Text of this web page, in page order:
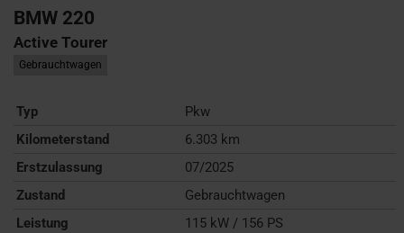
BMW 220
Active Tourer
Gebrauchtwagen
Typ
Pkw
Kilometerstand
6.303 km
Erstzulassung
07/2025
Zustand
Gebrauchtwagen
Leistung
115 kW / 156 PS